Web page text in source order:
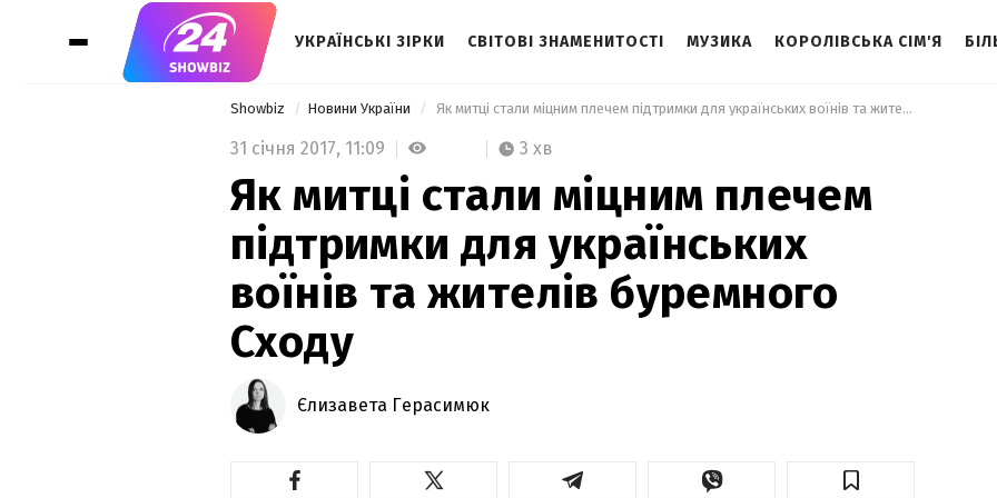
УКРАЇНСЬКІ ЗІРКИ СВІТОВІ ЗНАМЕНИТОСТІ МУЗИКА КОРОЛІВСЬКА СІМ'Я
Showbiz Новини України Як митці стали міцним плечем підтримки для українських воїнів та жителів буремного Сходу
31 січня 2017, 11:09 3 хв
Як митці стали міцним плечем
підтримки для українських
воїнів та жителів буремного
Сходу
Єлизавета Герасимюк